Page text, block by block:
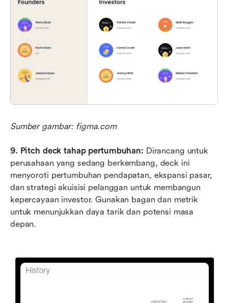
Sumber gambar: figma.com
9. Pitch deck tahap pertumbuhan: Dirancang untuk
perusahaan yang sedang berkembang, deck ini
menyoroti pertumbuhan pendapatan, ekspansi pasar,
dan strategi akuisisi pelanggan untuk membangun
kepercayaan investor. Gunakan bagan dan metrik
untuk menunjukkan daya tarik dan potensi masa
depan.